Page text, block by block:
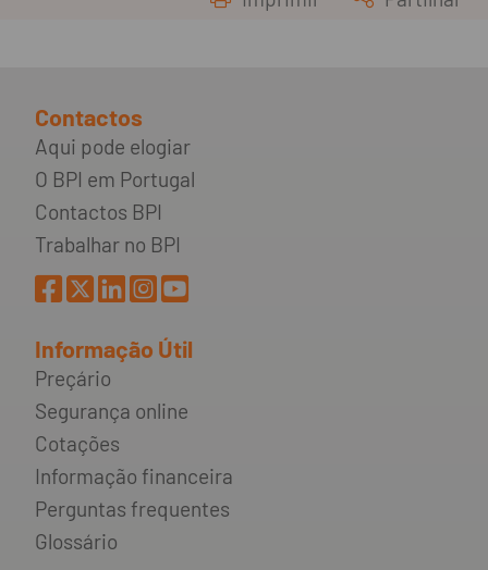
Contactos
Aqui pode elogiar
O BPI em Portugal
Contactos BPI
Trabalhar no BPI
Informação Útil
Preçário
Segurança online
Cotações
Informação financeira
Perguntas frequentes
Glossário